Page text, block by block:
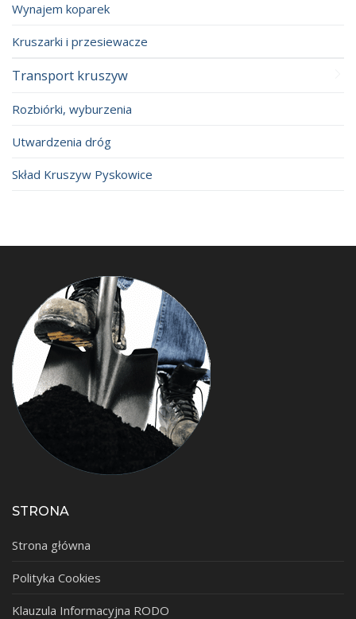
Wynajem koparek
Kruszarki i przesiewacze
Transport kruszyw
Rozbiórki, wyburzenia
Utwardzenia dróg
Skład Kruszyw Pyskowice
STRONA
Strona główna
Polityka Cookies
Klauzula Informacyjna RODO